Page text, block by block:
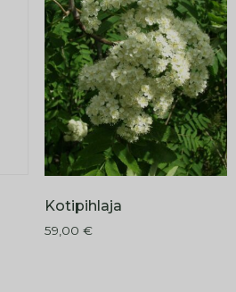
Kotipihlaja
59,00 €